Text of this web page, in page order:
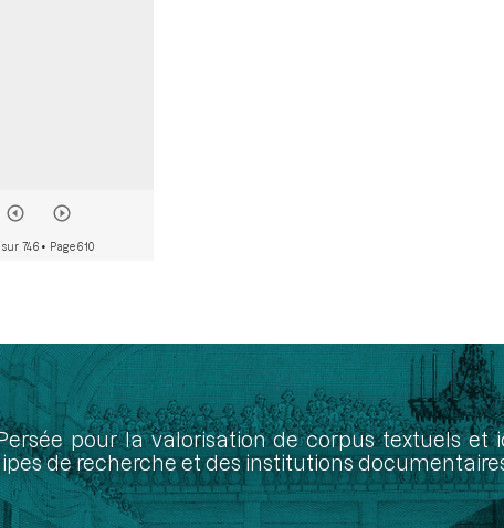
sur 746• Page 610
pour la valorisation de corpus textuels et
de recherche et des institutions